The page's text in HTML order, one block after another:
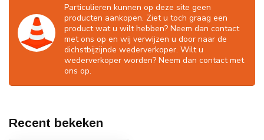
Particulieren kunnen op deze site geen
producten aankopen. Ziet u toch graag een
product wat u wilt hebben? Neem dan contact
met ons op en wij verwijzen u door naar de
dichstbijzijnde wederverkoper. Wilt u
wederverkoper worden? Neem dan contact met
ons op.
Recent bekeken